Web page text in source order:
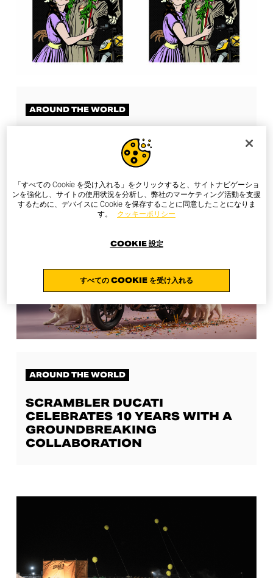
AROUND THE WORLD
WHEN ART AND
ENTREPRENEURSHIP MEET
AROUND THE WORLD
SCRAMBLER DUCATI
CELEBRATES 10 YEARS WITH A
GROUNDBREAKING
COLLABORATION
「すべての Cookie を受け入れる」をクリックすると、サイトナビゲーショ
ンを強化し、サイトの使用状況を分析し、弊社のマーケティング活動を支援
するために、デバイスに Cookie を保存することに同意したことになりま
す。
クッキーポリシー
すべての COOKIE を受け入れる
COOKIE 設定